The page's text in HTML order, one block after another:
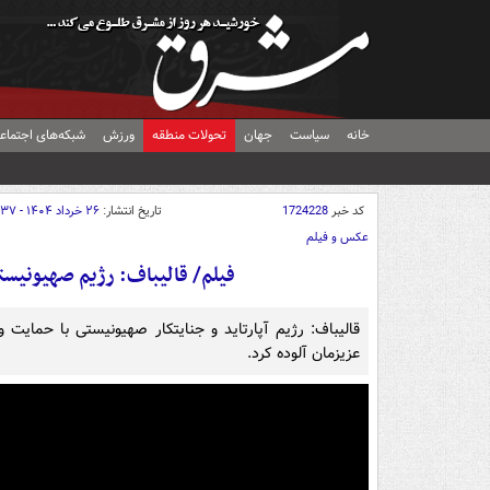
خانه سیاست جهان تحولات منطقه ورزش شبکه‌های
کد خبر1724228 تاریخ انتشار: ۲۶ خرداد ۱۴۰۴ - ۱۲:۳۷
عکس و فیلم
فیلم/ قالیباف: رژیم
قالیباف: رژیم آپارتاید و جنایتکار صهیونیستی با
عزیزمان آلوده کرد.